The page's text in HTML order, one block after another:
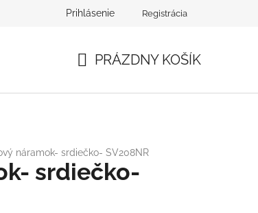
Prihlásenie Registrácia
PRÁZDNY KOŠÍK
náramok- srdiečko- SV208NR
srdiečko-